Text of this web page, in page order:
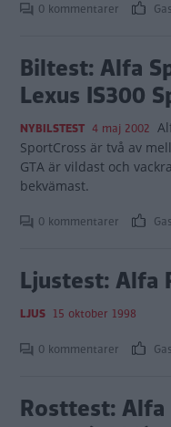
0 kommentarer
Biltest: Alfa
Lexus IS300
NYBILSTEST 4 maj 2002
SportCross är två av
GTA är vildast och
bekvämast.
0 kommentarer
Ljustest: Alfa
LJUS 15 oktober 1998
0 kommentarer
Rosttest: Alfa